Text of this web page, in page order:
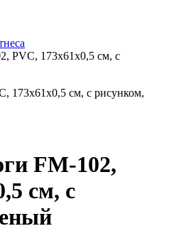
PVC, 173x61x0,5 см, с
173x61x0,5 см, с рисунком,
FM-102,
см, с